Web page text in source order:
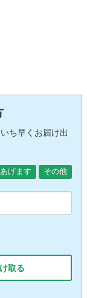
ち早くお届け出
げます その他
取る